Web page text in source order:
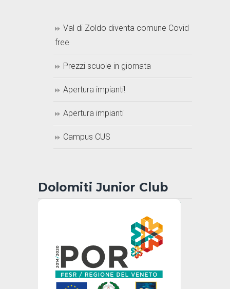
Val di Zoldo diventa comune Covid
free
Prezzi scuole in giornata
Apertura impianti!
Apertura impianti
Campus CUS
Dolomiti Junior Club